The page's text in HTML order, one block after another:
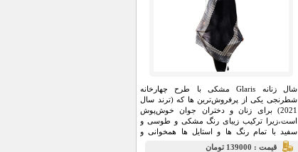
شال زنانه Glaris مشکی با طرح چهارخانه
شطرنجی یکی از پرفروش‌ترین ها که (ترند سال
2021) برای زنان و دختران جوان خوش‌پوش
است،زیرا ترکیب زیبای رنگ مشکی و طوسی و
سفید با تمام رنگ ها و استایل ها همخوانی و
جذابیت دارد.
قيمت : 139000 تومان